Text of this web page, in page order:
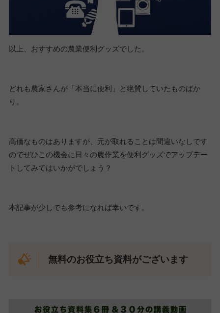
以上、おすすめの農業便利グッズでした。
どれも農家さんが「本当に便利」と絶賛していたものばか
り。
高価なものはありますが、元が取れることは間違いなしです
のでぜひこの機会に日々の農作業を便利グッズでアップデー
トしてみてはいかがでしょう？
本記事が少しでも参考になれば幸いです。
無料のお役立ち資料がございます